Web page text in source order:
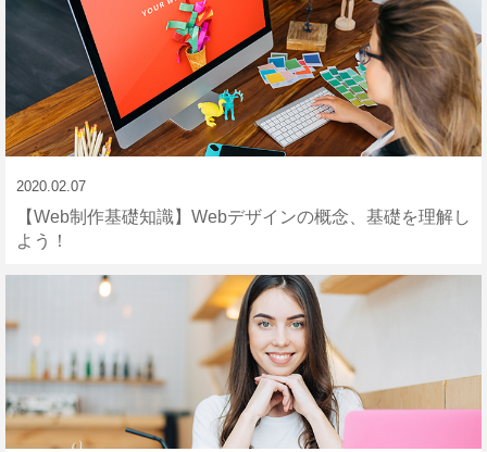
2020.02.07
【Web制作基礎知識】Webデザインの概念、基礎を理解し
よう！